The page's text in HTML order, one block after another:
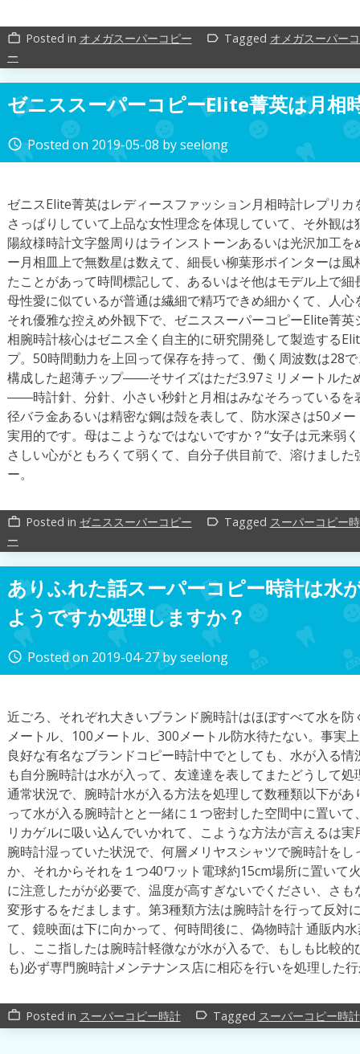
work_outline Posted in オメガスーパーコピー label_outline Tagged オメガスーパー
ー
ゼニススーパーコピーElite菁英は月相
access_time Posted on 2019-05-08 byseelong
ゼニスElite菁英はレディースファッション月相時計レプリ
さっぱりしていて上品な女性理念を体現していて、そ外観
陽紋様時計文字盤周りはラインストーンあるいは光沢加工
ー月相皿上で無数星は数えて、細長い柳葉形ポインターは
たことがあって時間標記して、あるいはそ他はモデル上で
母性愛に似ているが普通は繊細で精巧できめ細かくて、人心
それ優雅な控えめ外観下で、ゼニススーパーコピーElite菁
相腕時計核心はゼニス全く自主的に研究開発して製造する
プ。50時間動力を上回って保存を持って、働く周波数は28
構成した超薄チップ――そサイズはただ3.97ミリメートルた
――時計針、分針、小さい秒針と月相はみなそろっているを
径バラ金あるいは精密な鋼は殻を表して、防水深さは50メ
実用的です。母はこようなではないですか？“女子は元来弱
さしい心がともろくて弱くて、自分子供目前で、溶けまし
ー。
work_outline Posted in ゼニススーパーコピー label_outline Tagged スーパーコピー
ー
ありふれた話スーパーコピー時計は水
ようですか処理しますか？
access_time Posted on 2019-04-27byseelong
近ごろ、それぞれ大きいブランド腕時計はほぼすべて水を
メートル、100メートル、300メートル防水待たない。事実
良好な有名なブランドコピー時計中でとしても、水が入る
も自分腕時計は水が入って、友達達を表してまたどうして
通常状況で、腕時計水が入る方法を処理して数種類以下が
って水が入る腕時計とと一緒に１つ密封した空間中に置い
リカゲルに吸い込んでいかれて、こような方法が言えるは
腕時計湿っていた状況で、何層メリヤスシャツで腕時計を
か、それからそれを１つ40ワット電球約15cm場所に置いて
に注意したがが必要で、温度が高すぎないでください、さ
変形するをだまします。第3種類方法は腕時計を行って反対
て、鏡映面は下に向かって、何時間後に、偽物時計 通販内
し、ここ指したは腕時計軽微なが水が入るで、もしも比較
も)必ず専門腕時計メンテナンス店に相応を行いを処理した
work_outline Posted in スーパーコピー時計 label_outline Tagged スーパーコピー時計